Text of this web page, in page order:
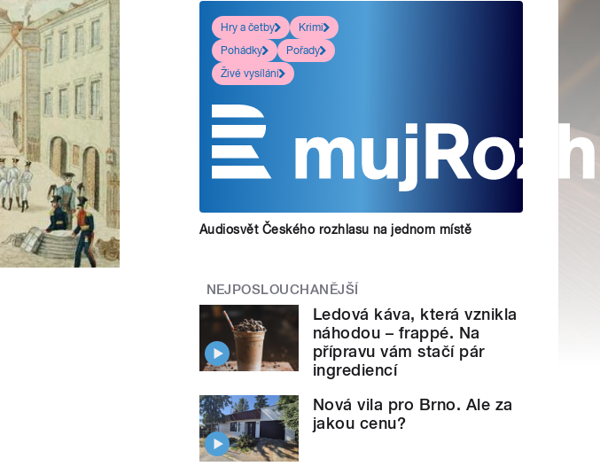
Hry a četby
Krimi
Pohádky
Pořady
Živé vysílání
Audiosvět Českého rozhlasu na jednom místě
NEJPOSLOUCHANĚJŠÍ
Ledová káva, která vznikla
náhodou – frappé. Na
přípravu vám stačí pár
ingrediencí
Nová vila pro Brno. Ale za
jakou cenu?